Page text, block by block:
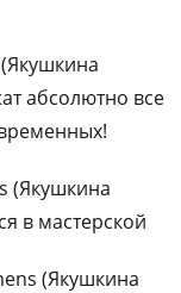
абсолютно все
(Якушкина
в мастерской
(Якушкина